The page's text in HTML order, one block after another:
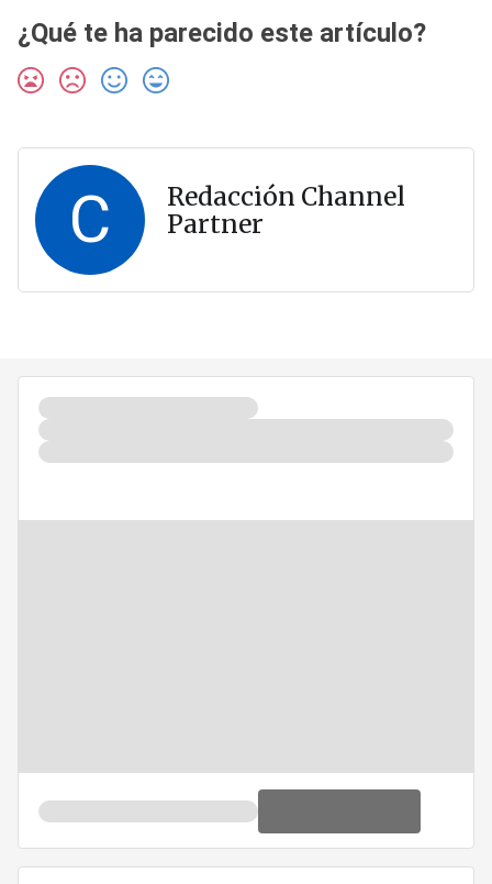
¿Qué te ha parecido este artículo?
C
Redacción Channel
Partner